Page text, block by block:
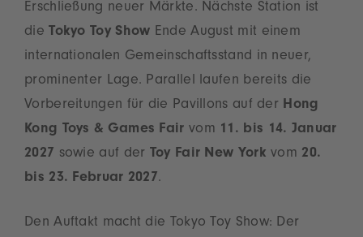
Erschließung neuer Märkte. Nächste Station ist
die Tokyo Toy Show Ende August mit einem
internationalen Gemeinschaftsstand in neuer,
prominenter Lage. Parallel laufen bereits die
Vorbereitungen für die Pavillons auf der Hong
Kong Toys & Games Fair vom 11. bis 14. Januar
2027 sowie auf der Toy Fair New York vom 20.
bis 23. Februar 2027.
Den Auftakt macht die Tokyo Toy Show: Der